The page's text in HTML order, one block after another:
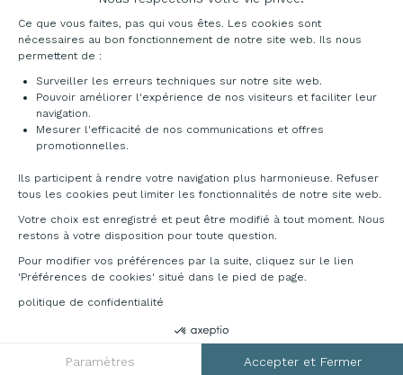
Plateforme de Gestion du Consentement :
Ce que vous faites, pas qui vous êtes. Les cookies sont
nécessaires au bon fonctionnement de notre site web. Ils nous
permettent de :
Surveiller les erreurs techniques sur notre site web.
Pouvoir améliorer l'expérience de nos visiteurs et faciliter leur
navigation.
Mesurer l'efficacité de nos communications et offres
promotionnelles.
Ils participent à rendre votre navigation plus harmonieuse. Refuser
tous les cookies peut limiter les fonctionnalités de notre site web.
Votre choix est enregistré et peut être modifié à tout moment. Nous
restons à votre disposition pour toute question.
Pour modifier vos préférences par la suite, cliquez sur le lien
'Préférences de cookies' situé dans le pied de page.
politique de confidentialité
Paramètres Accepter et Fermer
Axeptio consent
Mobilier de détente et
salle de pause
Ardila
À partir de
1 504,00 €
Mobilier de détente et
salle de pause
Stello
À partir de
1 678,00 €